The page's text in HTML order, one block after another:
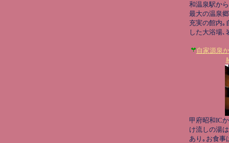
和温泉駅か
最大の温泉
充実の館内｡
した大浴場､
自家源泉
甲府昭和IC
け流しの湯
あり｡お食事